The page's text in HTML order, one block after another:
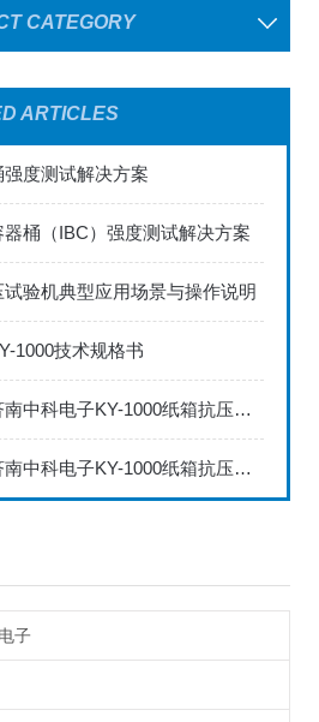
CATEGORY
ARTICLES
度测试解决方案
桶（IBC）强度测试解决方案
试验机典型应用场景与操作说明
1000技术规格书
产品技术规格：济南中科电子KY-1000纸箱抗压试验机
产品技术说明：济南中科电子KY-1000纸箱抗压试验机
子